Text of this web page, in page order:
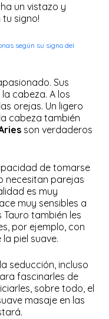
un vistazo y
signo!
según su signo del
Sus
cabeza. A los
orejas. Un ligero
cabeza también
son verdaderos
de tomarse
necesitan parejas
es muy
muy sensibles a
Tauro también les
por ejemplo, con
piel suave.
seducción, incluso
fascinarles de
sobre todo, el
masaje en las